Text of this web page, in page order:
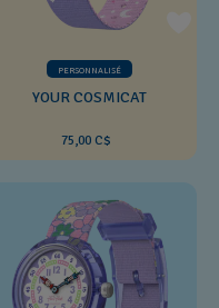
PERSONNALISÉ
YOUR COSMICAT
75,00 C$